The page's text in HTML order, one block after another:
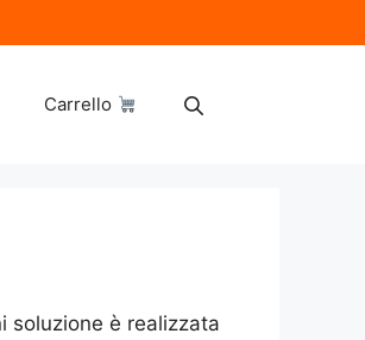
Carrello
soluzione è realizzata